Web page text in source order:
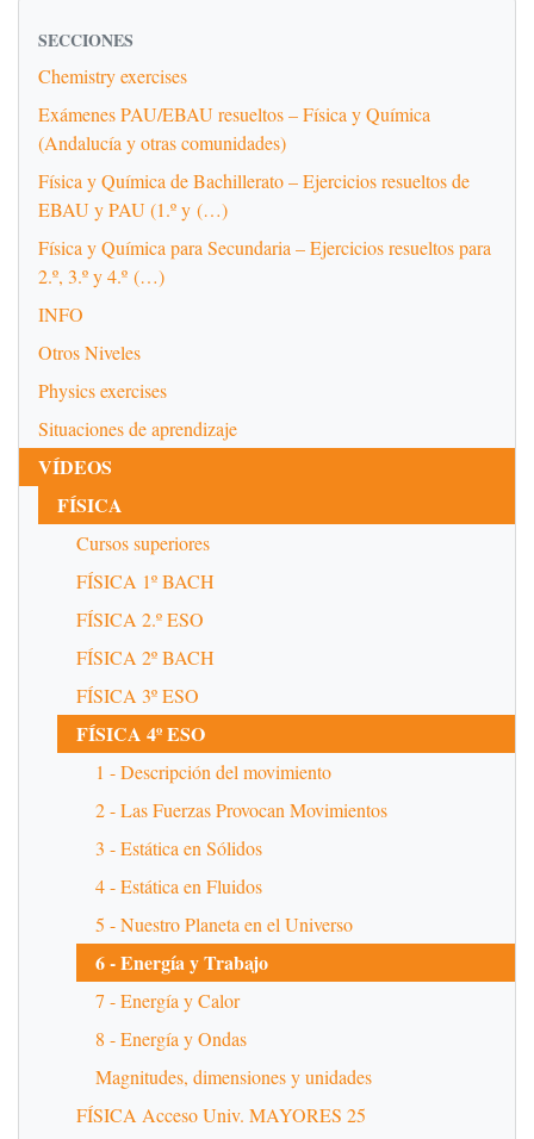
SECCIONES
Chemistry exercises
Exámenes PAU/EBAU resueltos – Física y Química
(Andalucía y otras comunidades)
Física y Química de Bachillerato – Ejercicios resueltos de
EBAU y PAU (1.º y (…)
Física y Química para Secundaria – Ejercicios resueltos para
2.º, 3.º y 4.º (…)
INFO
Otros Niveles
Physics exercises
Situaciones de aprendizaje
VÍDEOS
FÍSICA
Cursos superiores
FÍSICA 1º BACH
FÍSICA 2.º ESO
FÍSICA 2º BACH
FÍSICA 3º ESO
FÍSICA 4º ESO
1 - Descripción del movimiento
2 - Las Fuerzas Provocan Movimientos
3 - Estática en Sólidos
4 - Estática en Fluidos
5 - Nuestro Planeta en el Universo
6 - Energía y Trabajo
7 - Energía y Calor
8 - Energía y Ondas
Magnitudes, dimensiones y unidades
FÍSICA Acceso Univ. MAYORES 25